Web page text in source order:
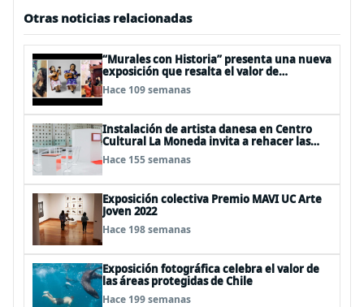
Otras noticias relacionadas
“Murales con Historia” presenta una nueva
exposición que resalta el valor de
patrimonios locales
Hace 109 semanas
Instalación de artista danesa en Centro
Cultural La Moneda invita a rehacer las
leyes
Hace 155 semanas
Exposición colectiva Premio MAVI UC Arte
Joven 2022
Hace 198 semanas
Exposición fotográfica celebra el valor de
las áreas protegidas de Chile
Hace 199 semanas